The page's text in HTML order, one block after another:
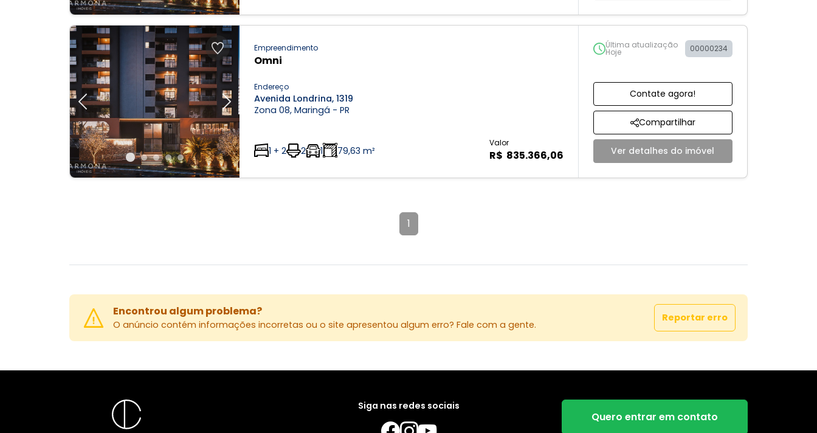
Previous Next
Empreendimento
Omni
Endereço
Avenida Londrina, 1319
Zona 08, Maringá - PR
1 + 2 2 1 79,63 m²
Valor
R$ 835.366,06
Última atualização
Hoje 00000234
Contate agora!
Compartilhar
Ver detalhes do imóvel
1
Encontrou algum problema?
O anúncio contém informações incorretas ou o site apresentou algum erro? Fale com a gente.
Reportar erro
Siga nas redes sociais
Quero entrar em contato